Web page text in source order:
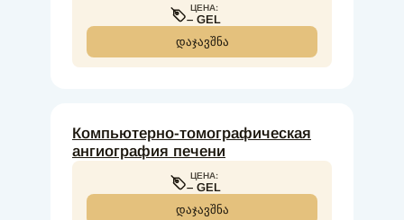
ЦЕНА:
– GEL
ᲓᲐᲯᲐᲕᲨᲜᲐ
Компьютерно-томографическая
ангиография печени
ЦЕНА:
– GEL
ᲓᲐᲯᲐᲕᲨᲜᲐ